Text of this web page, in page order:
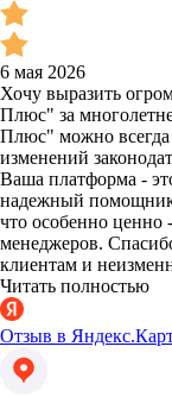
6 мая 2026
Хочу выразить
Плюс" за
Плюс" можно
изменений
Ваша платформа -
надежный
что особенно ценно
менеджеров.
клиентам и
Читать полностью
Отзыв в